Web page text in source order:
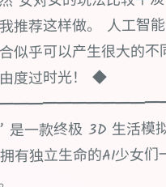
推荐这样做。 人工智
似乎可以产生很大的
度过时光！ ◆
是一款终极 3D 生活
有独立生命的AI少女